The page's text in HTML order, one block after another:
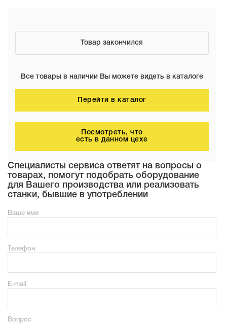
Товар закончился
Все товары в наличии Вы можете видеть в каталоге
Перейти в каталог
Посмотреть, что
есть в данном цехе
Специалисты сервиса ответят на вопросы о
товарах, помогут подобрать оборудование
для Вашего производства или реализовать
станки, бывшие в употреблении
Ваше имя
Телефон
E-mail
Вопрос